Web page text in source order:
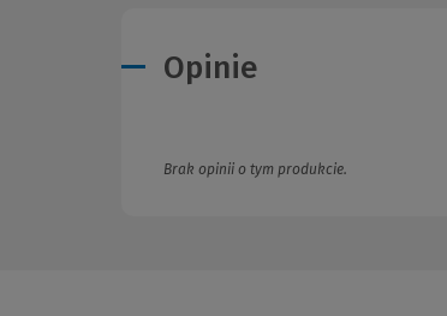
Opinie
Brak opinii o tym produkcie.